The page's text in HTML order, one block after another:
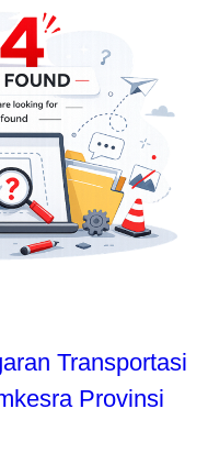
Transportasi
Provinsi